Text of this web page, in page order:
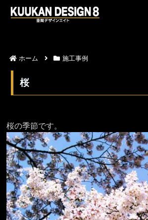
ホーム 施工事例
桜
桜の季節です。